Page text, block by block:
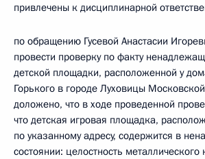
привлечены к дисциплинарной
по обращению Гусевой Анастасии
провести проверку по факту
детской площадки, расположенной у
Горького в городе Луховицы
доложено, что в ходе проведенной
что детская игровая площадка,
по указанному адресу, содержится в
состоянии: целостность